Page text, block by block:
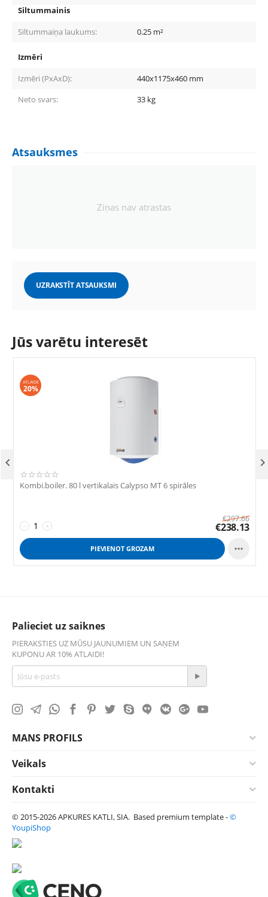
Siltummainis
Siltummaiņa laukums:
0.25 m²
Izmēri
Izmēri (PxAxD):
440x1175x460 mm
Neto svars:
33 kg
Atsauksmes
Ziņas nav atrastas
UZRAKSTĪT ATSAUKSMI
Jūs varētu interesēt
ATLAIDE
20%
Kombi.boiler. 80 l vertikalais Calypso MT 6 spirāles
+
−
€297.66
€238.13
PIEVIENOT GROZAM 

Palieciet uz saiknes
PIERAKSTIES UZ MŪSU JAUNUMIEM UN SAŅEM
KUPONU AR 10% ATLAIDI!
MANS PROFILS
Veikals
Kontakti
© 2015-2026 APKURES KATLI, SIA. Based premium template -©
YoupiShop